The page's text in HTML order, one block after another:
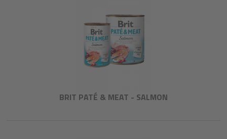
BRIT PATÉ & MEAT - SALMON